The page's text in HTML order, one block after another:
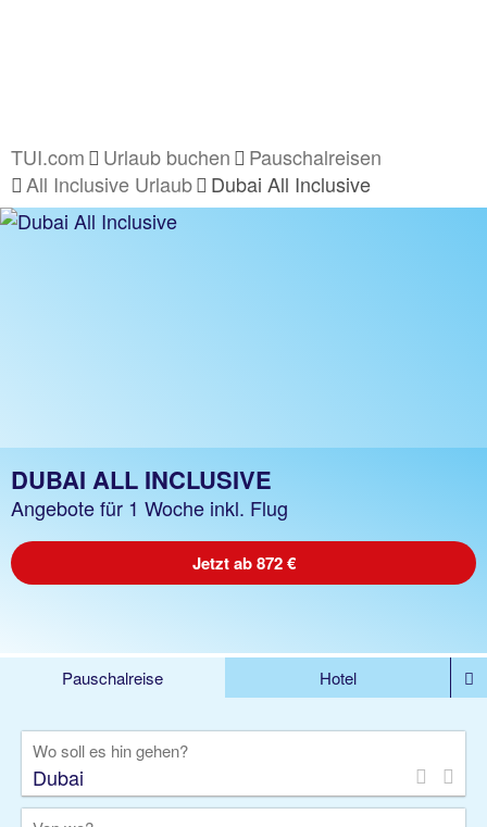
TUI.com Urlaub buchen
Pauschalreisen
All Inclusive Urlaub
Dubai All Inclusive
DUBAI ALL INCLUSIVE
Angebote für 1 Woche inkl. Flug
Jetzt ab 872 €
Pauschalreise
Hotel
Kreuzfahrten
Rundreisen
Privattransfer
Zusatzleistungen
Wo soll es hin gehen?